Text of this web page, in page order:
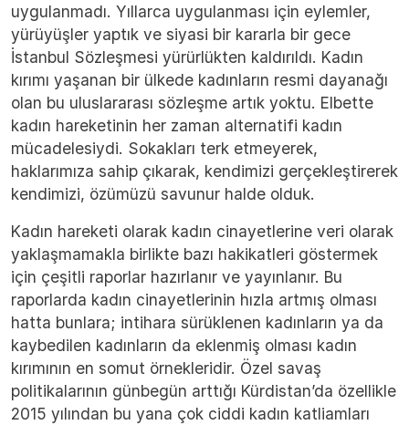
uygulanmadı. Yıllarca uygulanması için eylemler,
yürüyüşler yaptık ve siyasi bir kararla bir gece
İstanbul Sözleşmesi yürürlükten kaldırıldı. Kadın
kırımı yaşanan bir ülkede kadınların resmi dayanağı
olan bu uluslararası sözleşme artık yoktu. Elbette
kadın hareketinin her zaman alternatifi kadın
mücadelesiydi. Sokakları terk etmeyerek,
haklarımıza sahip çıkarak, kendimizi gerçekleştirerek
kendimizi, özümüzü savunur halde olduk.
Kadın hareketi olarak kadın cinayetlerine veri olarak
yaklaşmamakla birlikte bazı hakikatleri göstermek
için çeşitli raporlar hazırlanır ve yayınlanır. Bu
raporlarda kadın cinayetlerinin hızla artmış olması
hatta bunlara; intihara sürüklenen kadınların ya da
kaybedilen kadınların da eklenmiş olması kadın
kırımının en somut örnekleridir. Özel savaş
politikalarının günbegün arttığı Kürdistan’da özellikle
2015 yılından bu yana çok ciddi kadın katliamları